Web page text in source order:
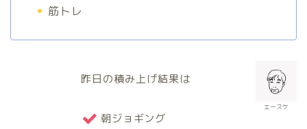
筋トレ
エースケ
昨日の積み上げ結果は
朝ジョギング